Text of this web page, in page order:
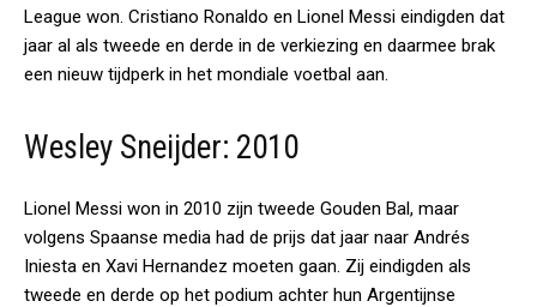
League won. Cristiano Ronaldo en Lionel Messi eindigden dat
jaar al als tweede en derde in de verkiezing en daarmee brak
een nieuw tijdperk in het mondiale voetbal aan.
Wesley Sneijder: 2010
Lionel Messi won in 2010 zijn tweede Gouden Bal, maar
volgens Spaanse media had de prijs dat jaar naar Andrés
Iniesta en Xavi Hernandez moeten gaan. Zij eindigden als
tweede en derde op het podium achter hun Argentijnse